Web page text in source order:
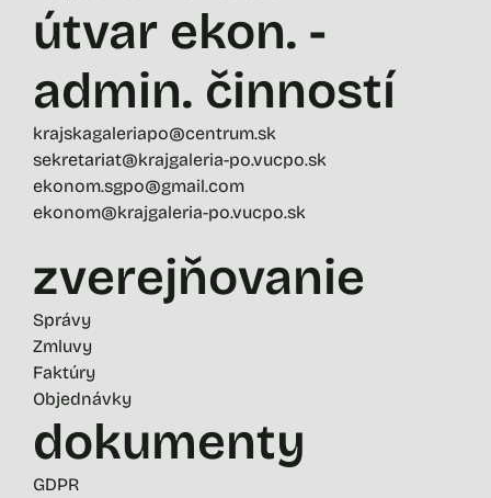
útvar ekon. -
admin. činností
krajskagaleriapo@centrum.sk
sekretariat@krajgaleria-po.vucpo.sk
ekonom.sgpo@gmail.com
ekonom@krajgaleria-po.vucpo.sk
zverejňovanie
Správy
Zmluvy
Faktúry
Objednávky
dokumenty
GDPR